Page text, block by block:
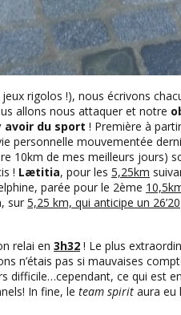
rigolos !), nous écrivons
allons nous attaquer et notre
avoir du sport ! Première à
personnelle mouvementée
10km de mes meilleurs jours)
! Lætitia, pour les 5,25km
parée pour le 2ème
sur 5,25 km, qui anticipe un 26’20
relai en 3h32 ! Le plus
n’étais pas si mauvaises
difficile…cependant, ce qui est
In fine, le team spirit aura eu